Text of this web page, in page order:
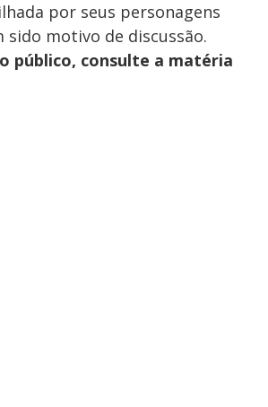
por seus personagens
sido motivo de discussão.
público, consulte a matéria